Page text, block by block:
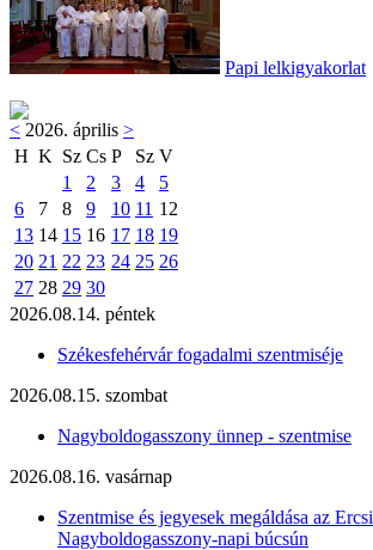
Papi lelkigyakorlat
< 2026. április >
H K Sz Cs P Sz V
1
2 3 4
5
6
7 8 9 10 11 12
13 14 15 16 17 18 19
20 21 22 23 24 25 26
27 28 29 30
2026.08.14. péntek
Székesfehérvár fogadalmi szentmiséje
2026.08.15. szombat
Nagyboldogasszony ünnep - szentmise
2026.08.16. vasárnap
Szentmise és jegyesek megáldása az Ercsi
Nagyboldogasszony-napi búcsún